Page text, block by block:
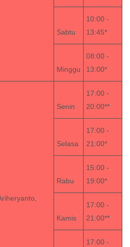
Sabtu
10:00 -
13:45*
Minggu
08:00 -
13:00*
Senin
17:00 -
20:00**
Selasa
17:00 -
21:00*
Rabu
15:00 -
19:00*
Kamis
17:00 -
21:00**
17:00 -